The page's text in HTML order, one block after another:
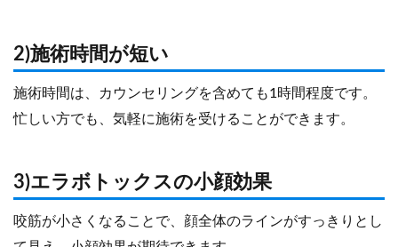
2)施術時間が短い
施術時間は、カウンセリングを含めても1時間程度です。
忙しい方でも、気軽に施術を受けることができます。
3)エラボトックスの小顔効果
咬筋が小さくなることで、顔全体のラインがすっきりとし